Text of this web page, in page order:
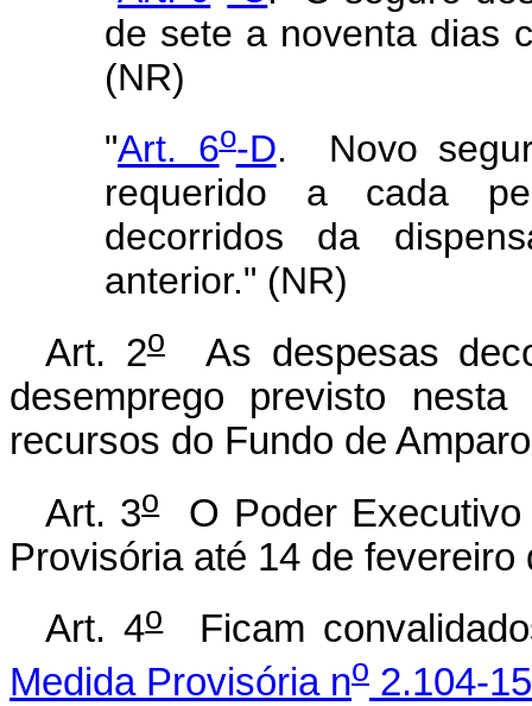
de sete a noventa dias
(NR)
"Art. 6o-D. Novo
requerido a cada
decorridos da
anterior." (NR)
Art. 2oAs despesas
desemprego previsto
recursos do Fundo de
Art. 3oO Poder Executivo
Provisória até 14 de fevereiro
Art. 4oFicam
Medida Provisória no 2.104-